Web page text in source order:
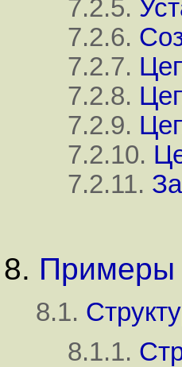
7.2.5.
7.2.6.
7.2.7.
7.2.8.
7.2.9.
7.2.10.
7.2.11.
8. Примеры
8.1.
8.1.1.